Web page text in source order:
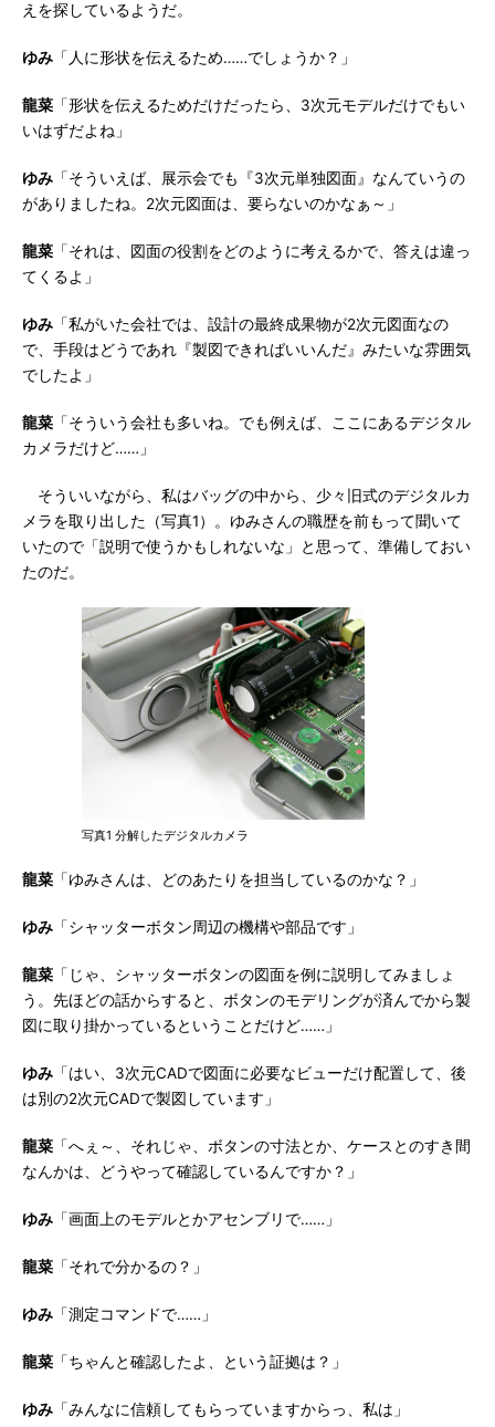
えを探しているようだ。
ゆみ 「人に形状を伝えるため……でしょうか？」
龍菜 「形状を伝えるためだけだったら、3次元モデルだけでもい
いはずだよね」
ゆみ 「そういえば、展示会でも『3次元単独図面』なんていうの
がありましたね。2次元図面は、要らないのかなぁ～」
龍菜 「それは、図面の役割をどのように考えるかで、答えは違っ
てくるよ」
ゆみ 「私がいた会社では、設計の最終成果物が2次元図面なの
で、手段はどうであれ『製図できればいいんだ』みたいな雰囲気
でしたよ」
龍菜 「そういう会社も多いね。でも例えば、ここにあるデジタル
カメラだけど……」
そういいながら、私はバッグの中から、少々旧式のデジタルカ
メラを取り出した（写真1）。ゆみさんの職歴を前もって聞いて
いたので「説明で使うかもしれないな」と思って、準備しておい
たのだ。
写真1 分解したデジタルカメラ
龍菜 「ゆみさんは、どのあたりを担当しているのかな？」
ゆみ 「シャッターボタン周辺の機構や部品です」
龍菜 「じゃ、シャッターボタンの図面を例に説明してみましょ
う。先ほどの話からすると、ボタンのモデリングが済んでから製
図に取り掛かっているということだけど……」
ゆみ 「はい、3次元CADで図面に必要なビューだけ配置して、後
は別の2次元CADで製図しています」
龍菜 「へぇ～、それじゃ、ボタンの寸法とか、ケースとのすき間
なんかは、どうやって確認しているんですか？」
ゆみ 「画面上のモデルとかアセンブリで……」
龍菜 「それで分かるの？」
ゆみ 「測定コマンドで……」
龍菜 「ちゃんと確認したよ、という証拠は？」
ゆみ 「みんなに信頼してもらっていますからっ、私は」